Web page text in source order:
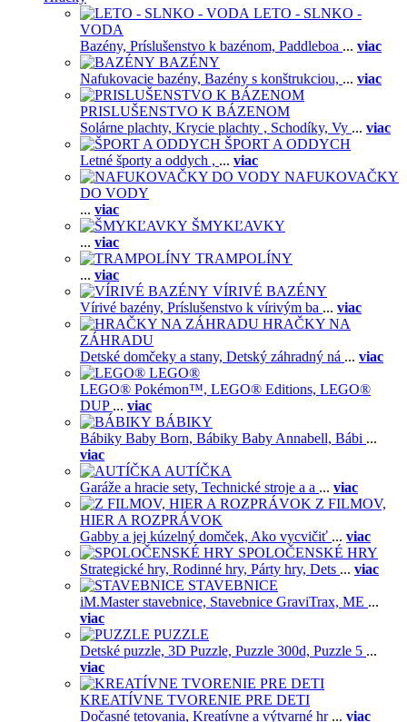
LETO - SLNKO -
VODA
Bazény, Príslušenstvo k bazénom, Paddleboa ... viac
BAZÉNY
Nafukovacie bazény, Bazény s konštrukciou, ... viac
PRISLUŠENSTVO K BÁZENOM
Solárne plachty, Krycie plachty , Schodíky, Vy ... viac
ŠPORT A ODDYCH
Letné športy a oddych , ... viac
NAFUKOVAČKY
DO VODY
... viac
ŠMYKĽAVKY
... viac
TRAMPOLÍNY
... viac
VÍRIVÉ BAZÉNY
Vírivé bazény, Príslušenstvo k vírivým ba ... viac
HRAČKY NA
ZÁHRADU
Detské domčeky a stany, Detský záhradný ná ... viac
LEGO®
LEGO® Pokémon™, LEGO® Editions, LEGO®
DUP ... viac
BÁBIKY
Bábiky Baby Born, Bábiky Baby Annabell, Bábi ...
viac
AUTÍČKA
Garáže a hracie sety, Technické stroje a a ... viac
Z FILMOV,
HIER A ROZPRÁVOK
Gabby a jej kúzelný domček, Ako vycvičiť ... viac
SPOLOČENSKÉ HRY
Strategické hry, Rodinné hry, Párty hry, Dets ... viac
STAVEBNICE
iM.Master stavebnice, Stavebnice GraviTrax, ME ...
viac
PUZZLE
Detské puzzle, 3D Puzzle, Puzzle 300d, Puzzle 5 ...
viac
KREATÍVNE TVORENIE PRE DETI
Dočasné tetovania, Kreatívne a výtvarné hr ... viac